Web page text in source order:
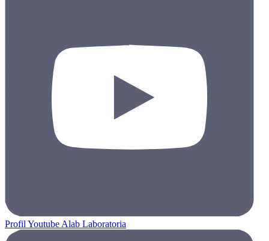
Profil Youtube Alab Laboratoria